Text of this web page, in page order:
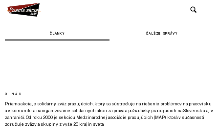
ČLÁNKY ĎALŠIE SPRÁVY
O NÁS
Priama akcia je solidárny zväz pracujúcich, ktorý sa sústreďuje na riešenie problémov na pracovisku
a v komunite, a na organizovanie solidárnych akcií za práva a požiadavky pracujúcich na Slovensku aj v
zahraničí. Od roku 2000 je sekciou Medzinárodnej asociácie pracujúcich (MAP), ktorá v súčasnosti
združuje zväzy a skupiny z vyše 20 krajín sveta.